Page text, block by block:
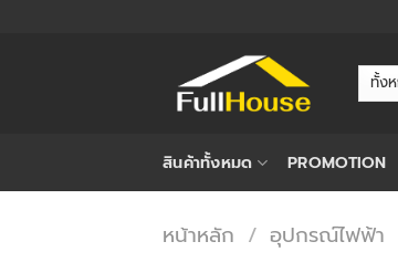
สินค้าทั้งหมด PROMOTION
หน้าหลัก / อุปกรณ์ไฟฟ้า